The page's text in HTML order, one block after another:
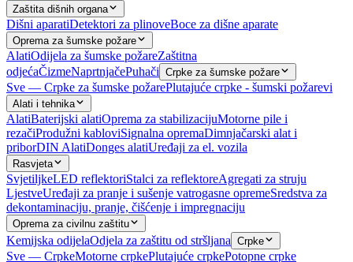
Zaštita dišnih organa
Dišni aparatiDetektori za plinoveBoce za dišne aparate
Oprema za šumske požare
AlatiOdijela za šumske požareZaštitna
odjećaČizmeNaprtnjačePuhači Crpke za šumske požare
Sve — Crpke za šumske požarePlutajuće crpke - šumski požarevi
Alati i tehnika
AlatiBaterijski alatiOprema za stabilizacijuMotorne pile i
rezačiProdužni kabloviSignalna opremaDimnjačarski alat i
priborDIN AlatiDonges alatiUređaji za el. vozila
Rasvjeta
SvjetiljkeLED reflektoriStalci za reflektoreAgregati za struju
LjestveUređaji za pranje i sušenje vatrogasne opremeSredstva za
dekontaminaciju, pranje, čišćenje i impregnaciju
Oprema za civilnu zaštitu
Kemijska odijelaOdjela za zaštitu od stršljana Crpke
Sve — CrpkeMotorne crpkePlutajuće crpkePotopne crpke